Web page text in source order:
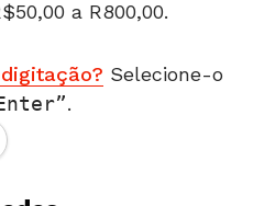
.